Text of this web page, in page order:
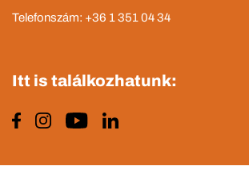
Telefonszám: +36 1 351 04 34
Itt is találkozhatunk: